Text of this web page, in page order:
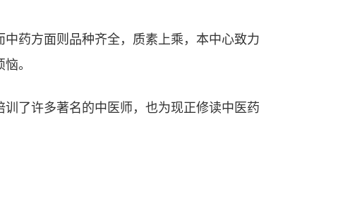
药方面则品种齐全，质素上乘，本中心致力
。
了许多著名的中医师，也为现正修读中医药